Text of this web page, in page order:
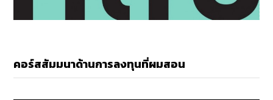
คอร์สสัมมนาด้านการลงทุนที่ผมสอน